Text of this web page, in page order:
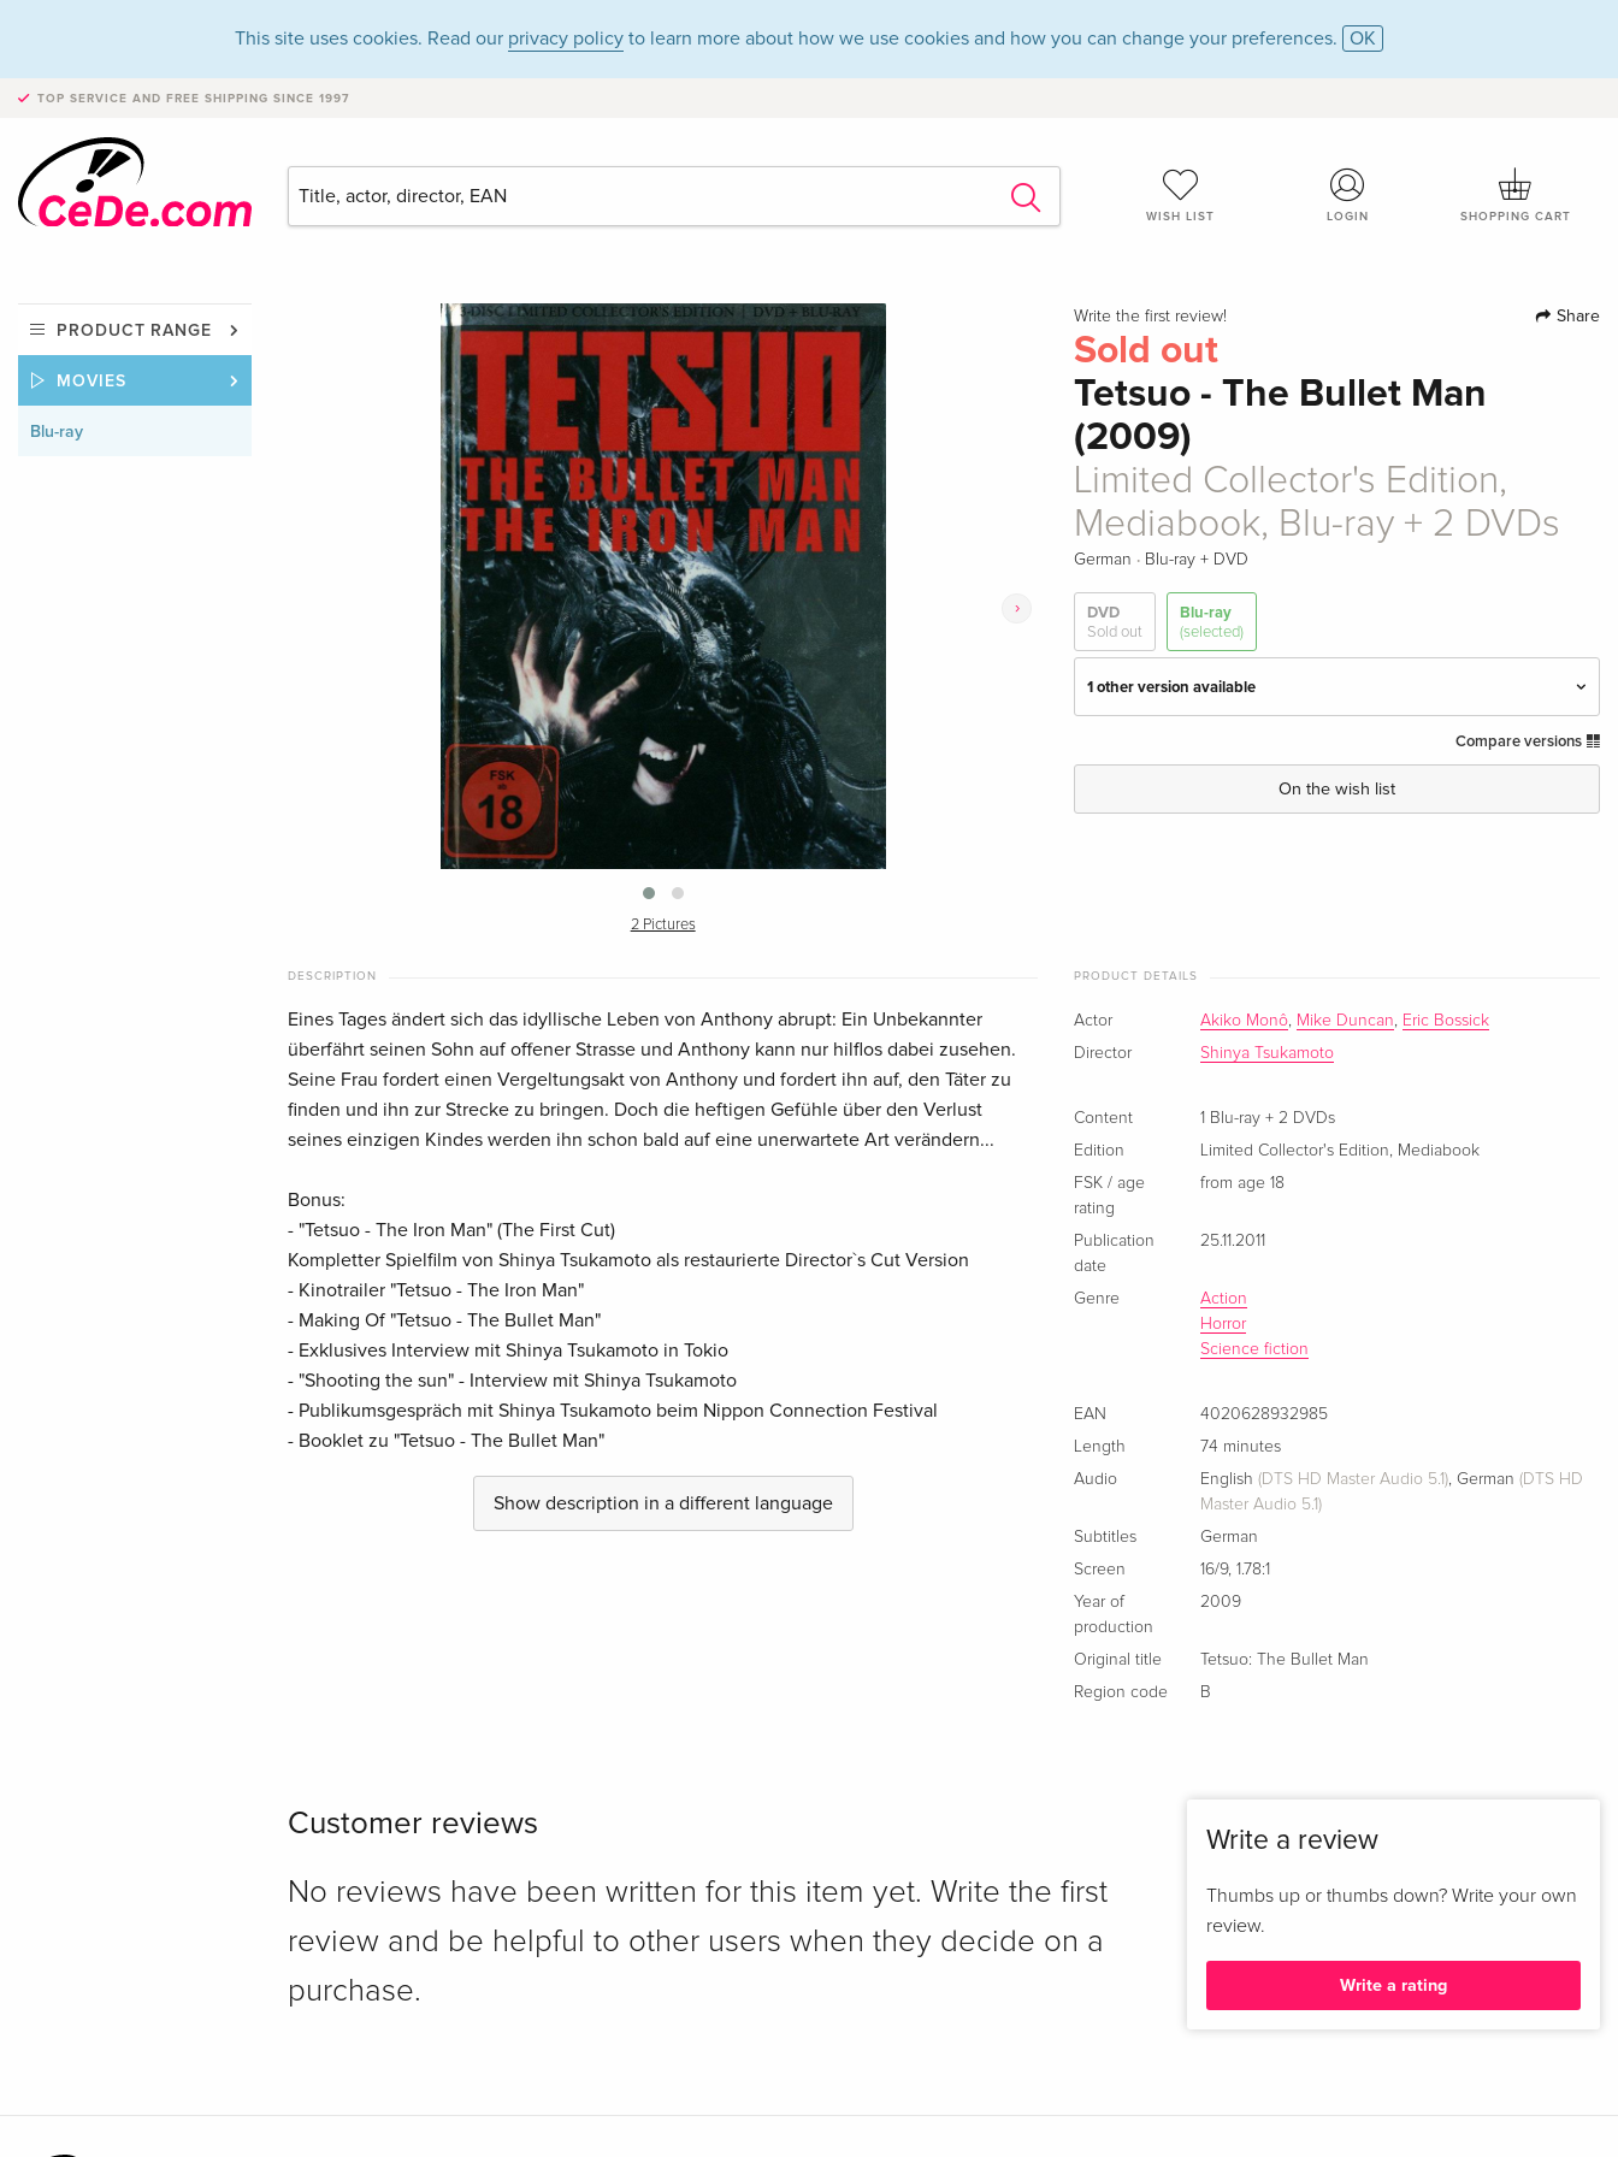
This site uses cookies. Read our privacy policy to learn more about how we use cookies and how you can change your preferences. OK
TOP SERVICE AND FREE SHIPPING SINCE 1997
WISH LIST LOGIN SHOPPING CART
PRODUCT RANGE
MOVIES
Blu-ray
›
2 Pictures
Write the first review! Share
Sold out
Tetsuo - The Bullet Man
(2009)
Limited Collector's Edition,
Mediabook, Blu-ray + 2 DVDs
German · Blu-ray + DVD
DVD
Sold out
Blu-ray
(selected)
1 other version available
English · US Version
EUR 46.99
Compare versions
On the wish list
DESCRIPTION
Eines Tages ändert sich das idyllische Leben von Anthony abrupt: Ein Unbekannter
überfährt seinen Sohn auf offener Strasse und Anthony kann nur hilflos dabei zusehen.
Seine Frau fordert einen Vergeltungsakt von Anthony und fordert ihn auf, den Täter zu
finden und ihn zur Strecke zu bringen. Doch die heftigen Gefühle über den Verlust
seines einzigen Kindes werden ihn schon bald auf eine unerwartete Art verändern...
Bonus:
- "Tetsuo - The Iron Man" (The First Cut)
Kompletter Spielfilm von Shinya Tsukamoto als restaurierte Director`s Cut Version
- Kinotrailer "Tetsuo - The Iron Man"
- Making Of "Tetsuo - The Bullet Man"
- Exklusives Interview mit Shinya Tsukamoto in Tokio
- "Shooting the sun" - Interview mit Shinya Tsukamoto
- Publikumsgespräch mit Shinya Tsukamoto beim Nippon Connection Festival
- Booklet zu "Tetsuo - The Bullet Man"
Show description in a different language
PRODUCT DETAILS
Actor Akiko Monô, Mike Duncan, Eric Bossick
Director
Shinya Tsukamoto
Content
1 Blu-ray + 2 DVDs
Edition
Limited Collector's Edition, Mediabook
FSK / age
rating
from age 18
Publication
date
25.11.2011
Genre
Action
Horror
Science fiction
EAN
4020628932985
Length
74 minutes
Audio
English (DTS HD Master Audio 5.1),German (DTS HD
Master Audio 5.1)
Subtitles
German
Screen
16/9,1.78:1
Year of
production
2009
Original title
Tetsuo: The Bullet Man
Region code
B
Customer reviews
No reviews have been written for this item yet. Write the first
review and be helpful to other users when they decide on a
purchase.
Write a review
Thumbs up or thumbs down? Write your own
review.
Write a rating